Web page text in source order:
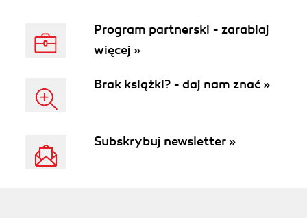
Program partnerski - zarabiaj
więcej »
Brak książki? - daj nam znać »
Subskrybuj newsletter »